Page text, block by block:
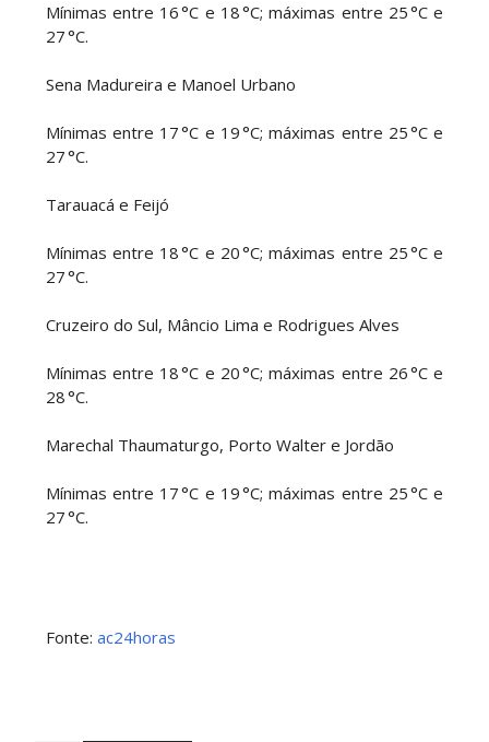
Mínimas entre 16 °C e 18 °C; máximas entre 25 °C e
27 °C.
Sena Madureira e Manoel Urbano
Mínimas entre 17 °C e 19 °C; máximas entre 25 °C e
27 °C.
Tarauacá e Feijó
Mínimas entre 18 °C e 20 °C; máximas entre 25 °C e
27 °C.
Cruzeiro do Sul, Mâncio Lima e Rodrigues Alves
Mínimas entre 18 °C e 20 °C; máximas entre 26 °C e
28 °C.
Marechal Thaumaturgo, Porto Walter e Jordão
Mínimas entre 17 °C e 19 °C; máximas entre 25 °C e
27 °C.
Fonte: ac24horas